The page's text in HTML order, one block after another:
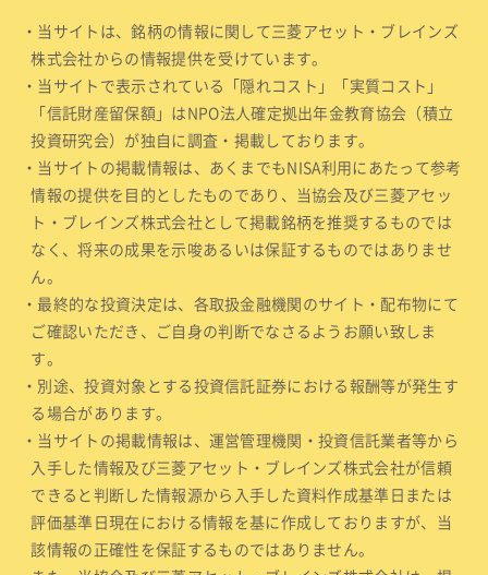
・当サイトは、銘柄の情報に関して三菱アセット・ブレインズ
株式会社からの情報提供を受けています。
・当サイトで表示されている「隠れコスト」「実質コスト」
「信託財産留保額」はNPO法人確定拠出年金教育協会（積立
投資研究会）が独自に調査・掲載しております。
・当サイトの掲載情報は、あくまでもNISA利用にあたって参考
情報の提供を目的としたものであり、当協会及び三菱アセッ
ト・ブレインズ株式会社として掲載銘柄を推奨するものでは
なく、将来の成果を示唆あるいは保証するものではありませ
ん。
・最終的な投資決定は、各取扱金融機関のサイト・配布物にて
ご確認いただき、ご自身の判断でなさるようお願い致しま
す。
・別途、投資対象とする投資信託証券における報酬等が発生す
る場合があります。
・当サイトの掲載情報は、運営管理機関・投資信託業者等から
入手した情報及び三菱アセット・ブレインズ株式会社が信頼
できると判断した情報源から入手した資料作成基準日または
評価基準日現在における情報を基に作成しておりますが、当
該情報の正確性を保証するものではありません。